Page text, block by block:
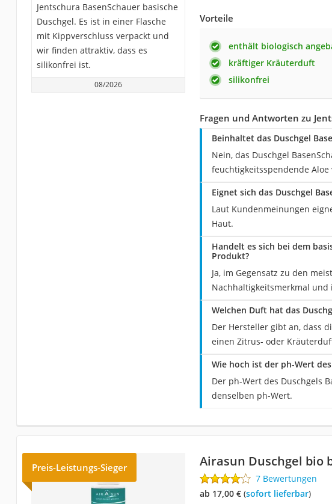
Jentschura BasenSchauer basische
Duschgel. Es ist in einer Flasche
mit Kippverschluss verpackt und
wir finden attraktiv, dass es
silikonfrei ist.
08/2026
Vorteile
enthält biologisch
kräftiger Kräuterduft
silikonfrei
Fragen und Antworten zu
Beinhaltet das Duschgel
Nein, das Duschgel
feuchtigkeitsspendende
Eignet sich das Duschgel
Laut Kundenmeinungen
Haut.
Handelt es sich bei dem
Produkt?
Ja, im Gegensatz zu den
Nachhaltigkeitsmerkmal und
Welchen Duft hat das
Der Hersteller gibt an, dass
einen Zitrus- oder
Wie hoch ist der ph-Wert
Der ph-Wert des Duschgels
denselben ph-Wert.
Preis-Leistungs-Sieger Airasun Duschgel bio
7 Bewertungen
ab 17,00 €( Sofort lieferbar)